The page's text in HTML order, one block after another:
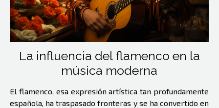
La influencia del flamenco en la
música moderna
El flamenco, esa expresión artística tan profundamente
española, ha traspasado fronteras y se ha convertido en